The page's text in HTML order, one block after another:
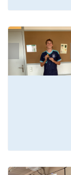
Previous